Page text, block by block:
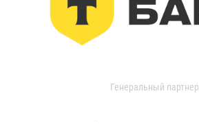
Генеральный партнер